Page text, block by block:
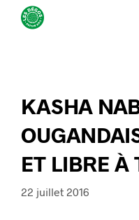
KASHA
ET LIBRE À
22 juillet 2016